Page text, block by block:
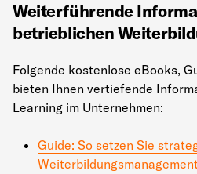
Weiterführende
betrieblichen
Folgende kostenlose eBooks,
bieten Ihnen vertiefende
Learning im Unternehmen:
Guide: So setzen Sie